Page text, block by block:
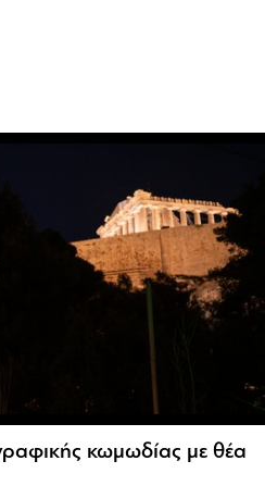
κωμωδίας με θέα